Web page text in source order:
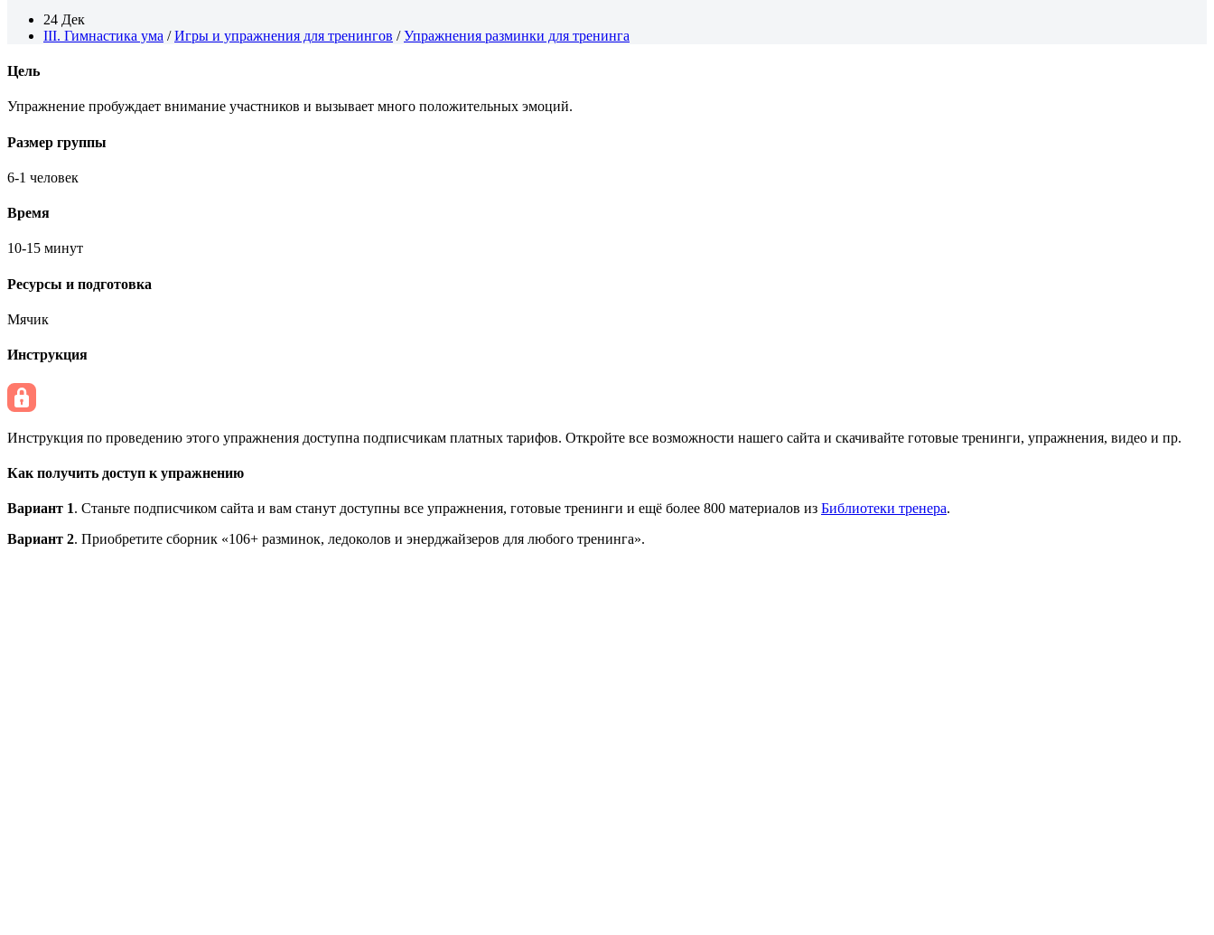
24 Дек
III. Гимнастика ума /Игры и упражнения для тренингов /Упражнения разминки для тренинга
Цель
Упражнение пробуждает внимание участников и вызывает много положительных эмоций.
Размер группы
6-1 человек
Время
10-15 минут
Ресурсы и подготовка
Мячик
Инструкция
Инструкция по проведению этого упражнения доступна подписчикам платных тарифов. Откройте все возможности нашего сайта и скачивайте готовые тренинги, упражнения, видео и пр.
Как получить доступ к упражнению
Вариант 1. Станьте подписчиком сайта и вам станут доступны все упражнения, готовые тренинги и ещё более 800 материалов из Библиотеки тренера.
Вариант 2. Приобретите сборник «106+ разминок, ледоколов и энерджайзеров для любого тренинга».